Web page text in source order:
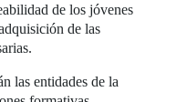
de los jóvenes
de las
las entidades de la